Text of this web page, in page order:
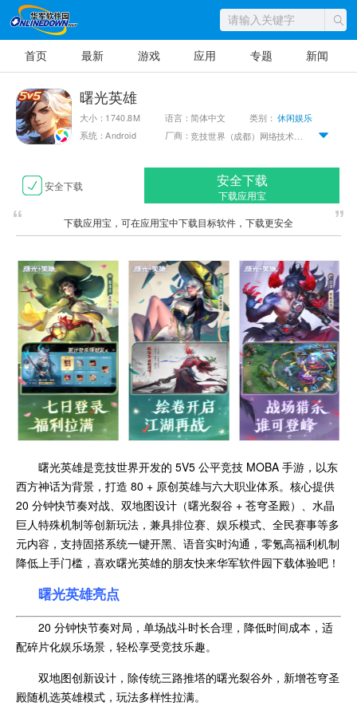
首页 最新 游戏 应用 专题 新闻
曙光英雄
大小：1740.8M 语言：简体中文 类别：休闲娱乐
系统：Android
厂商： 竞技世界（成都）网络技术有限公司
安全下载 安全下载
下载应用宝
下载应用宝，可在应用宝中下载目标软件，下载更安全
曙光英雄是竞技世界开发的 5V5 公平竞技 MOBA 手游，以东
西方神话为背景，打造 80 + 原创英雄与六大职业体系。核心提供
20 分钟快节奏对战、双地图设计（曙光裂谷 + 苍穹圣殿）、水晶
巨人特殊机制等创新玩法，兼具排位赛、娱乐模式、全民赛事等多
元内容，支持固搭系统一键开黑、语音实时沟通，零氪高福利机制
降低上手门槛，喜欢曙光英雄的朋友快来华军软件园下载体验吧！
曙光英雄亮点
20 分钟快节奏对局，单场战斗时长合理，降低时间成本，适
配碎片化娱乐场景，轻松享受竞技乐趣。
双地图创新设计，除传统三路推塔的曙光裂谷外，新增苍穹圣
殿随机选英雄模式，玩法多样性拉满。